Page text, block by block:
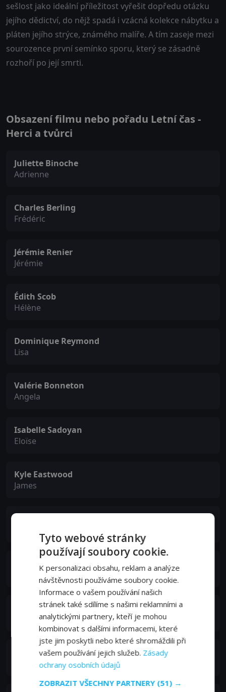
sešlost jako ideální příležitost vyřešit dopředu otázku
jejího dědictví, do nějž spadá i vzácná kolekce nábytku a
pláten jejího strýce, známého malíře. A tím zaseje mezi
sourozence první semínko sporu, který se zásadně
rozhoří po její smrti.
Obsazení filmu nebo pořadu Letní čas -
Herci a tvůrci
Juliette Binoche
Adrienne
Charles Berling
Frédéric
Jérémie Renier
Jérémie
Édith Scob
Hélène
Dominique Reymond
Lisa
Valérie Bonneton
Angela
Isabelle Sadoyan
Eloïse
Kyle Eastwood
James
Émile Berling
Jean-Baptiste Malartre
Michel Waldemar
Gilles Arbona
Maître Lambert
Tyto webové stránky
používají soubory cookie.
K personalizaci obsahu, reklam a analýze
návštěvnosti používáme soubory cookie.
Informace o vašem používání našich
stránek také sdílíme s našimi reklamními a
analytickými partnery, kteří je mohou
kombinovat s dalšími informacemi, které
jste jim poskytli nebo které shromáždili při
vašem používání jejich služeb. Zásady
ochrany osobních údajů
ZOBRAZIT VŠECHNY PARTNERY (51) →